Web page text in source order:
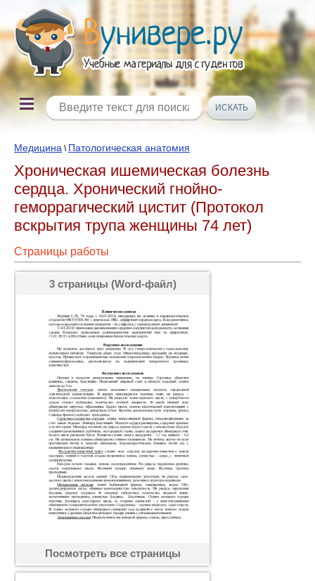
Медицина \ Патологическая анатомия
Хроническая ишемическая болезнь
сердца. Хронический гнойно-
геморрагический цистит (Протокол
вскрытия трупа женщины 74 лет)
Страницы работы
3 страницы (Word-файл)
Посмотреть все страницы